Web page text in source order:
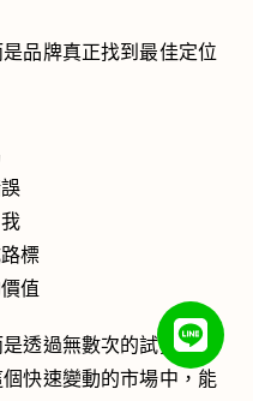
品牌真正找到最佳定位
標
值
透過無數次的試探、修
快速變動的市場中，能